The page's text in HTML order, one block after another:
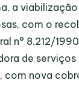
a
com o
n° 8.212/
de
com nova